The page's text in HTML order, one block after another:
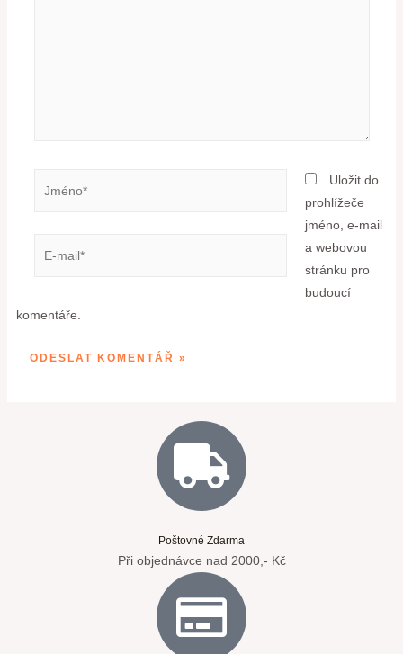
Uložit do
prohlížeče
jméno, e-mail
a webovou
stránku pro
budoucí
komentáře.
Poštovné Zdarma
Při objednávce nad 2000,- Kč